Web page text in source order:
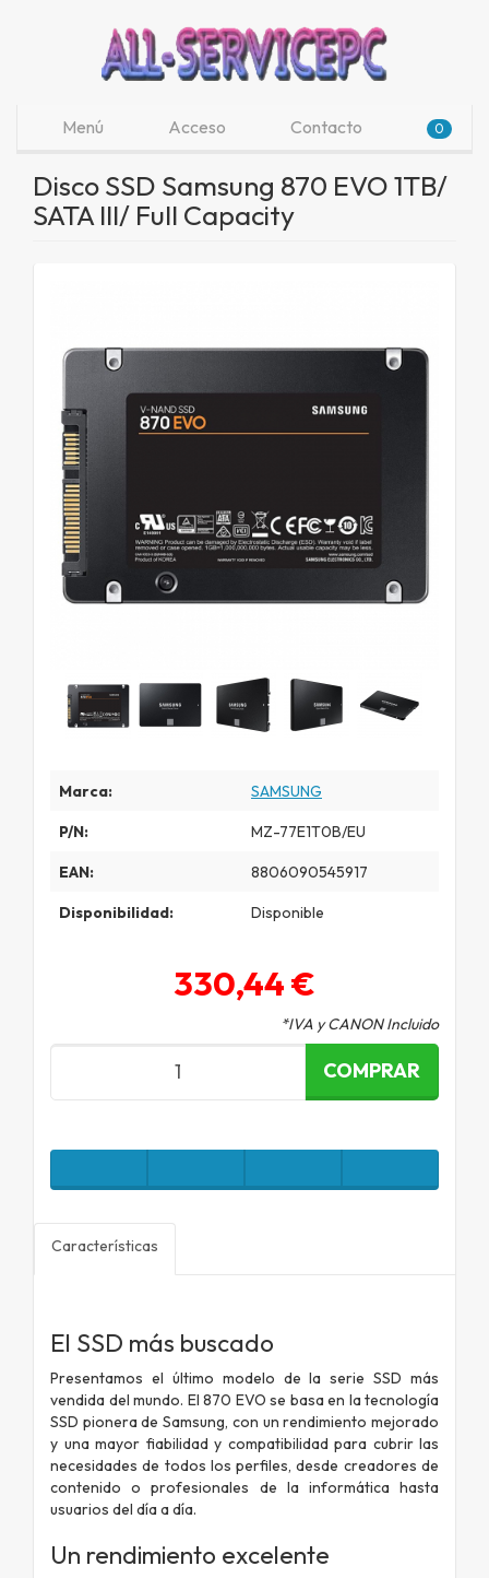
Menú Acceso Contacto 0
Disco SSD Samsung 870 EVO 1TB/
SATA III/ Full Capacity
Marca: SAMSUNG
P/N: MZ-77E1T0B/EU
EAN: 8806090545917
Disponibilidad: Disponible
330,44 €
*IVA y CANON Incluido
COMPRAR
Características
El SSD más buscado
Presentamos el último modelo de la serie SSD más
vendida del mundo. El 870 EVO se basa en la tecnología
SSD pionera de Samsung, con un rendimiento mejorado
y una mayor fiabilidad y compatibilidad para cubrir las
necesidades de todos los perfiles, desde creadores de
contenido o profesionales de la informática hasta
usuarios del día a día.
Un rendimiento excelente